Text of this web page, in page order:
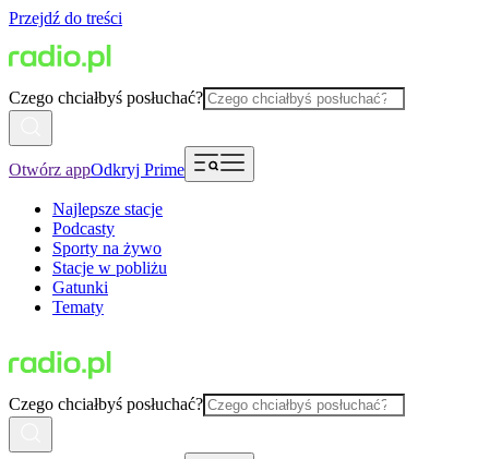
Przejdź do treści
Czego chciałbyś posłuchać?
Otwórz appOdkryj Prime
Najlepsze stacje
Podcasty
Sporty na żywo
Stacje w pobliżu
Gatunki
Tematy
Czego chciałbyś posłuchać?